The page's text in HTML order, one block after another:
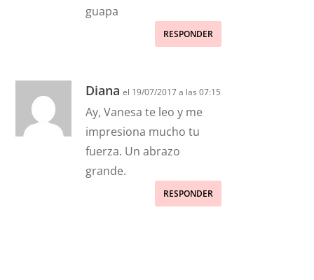
guapa
RESPONDER
Diana el 19/07/2017 a las 07:15
Ay, Vanesa te leo y me
impresiona mucho tu
fuerza. Un abrazo
grande.
RESPONDER